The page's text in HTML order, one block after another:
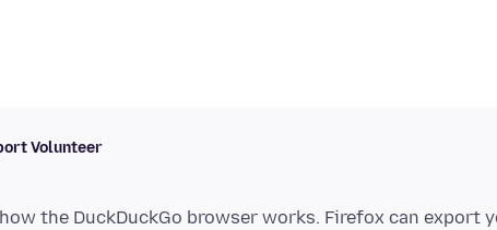
Volunteer
the DuckDuckGo browser works. Firefox can export